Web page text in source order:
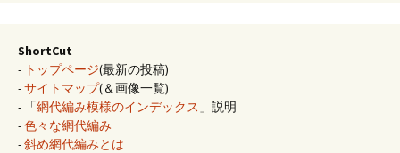
ShortCut
- トップページ(最新の投稿)
-サイトマップ(＆画像一覧)
- 「網代編み模様のインデックス 」説明
-色々な網代編み
-斜め網代編みとは